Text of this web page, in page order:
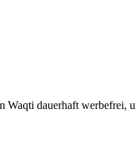
dauerhaft werbefrei,